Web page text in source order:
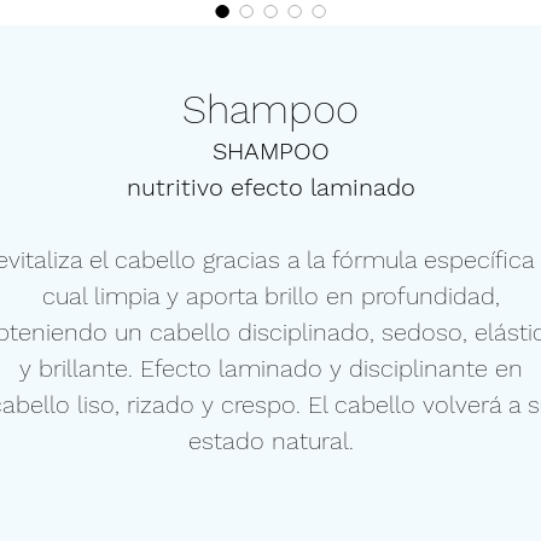
Shampoo
SHAMPOO
nutritivo efecto laminado
el cabello gracias a la fórmula específica
cual limpia y aporta brillo en profundidad,
un cabello disciplinado, sedoso,
y brillante. Efecto laminado y disciplinante en
liso, rizado y crespo. El cabello volverá a
estado natural.